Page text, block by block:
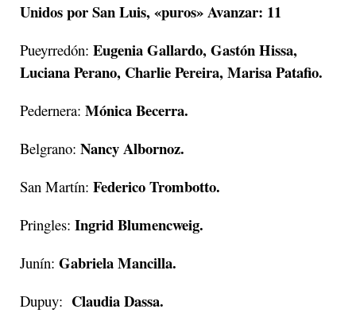
Unidos por San Luis, «puros» Avanzar: 11
Pueyrredón: Eugenia Gallardo, Gastón Hissa,
Luciana Perano, Charlie Pereira, Marisa Patafio.
Pedernera: Mónica Becerra.
Belgrano: Nancy Albornoz.
San Martín: Federico Trombotto.
Pringles: Ingrid Blumencweig.
Junín: Gabriela Mancilla.
Dupuy: Claudia Dassa.